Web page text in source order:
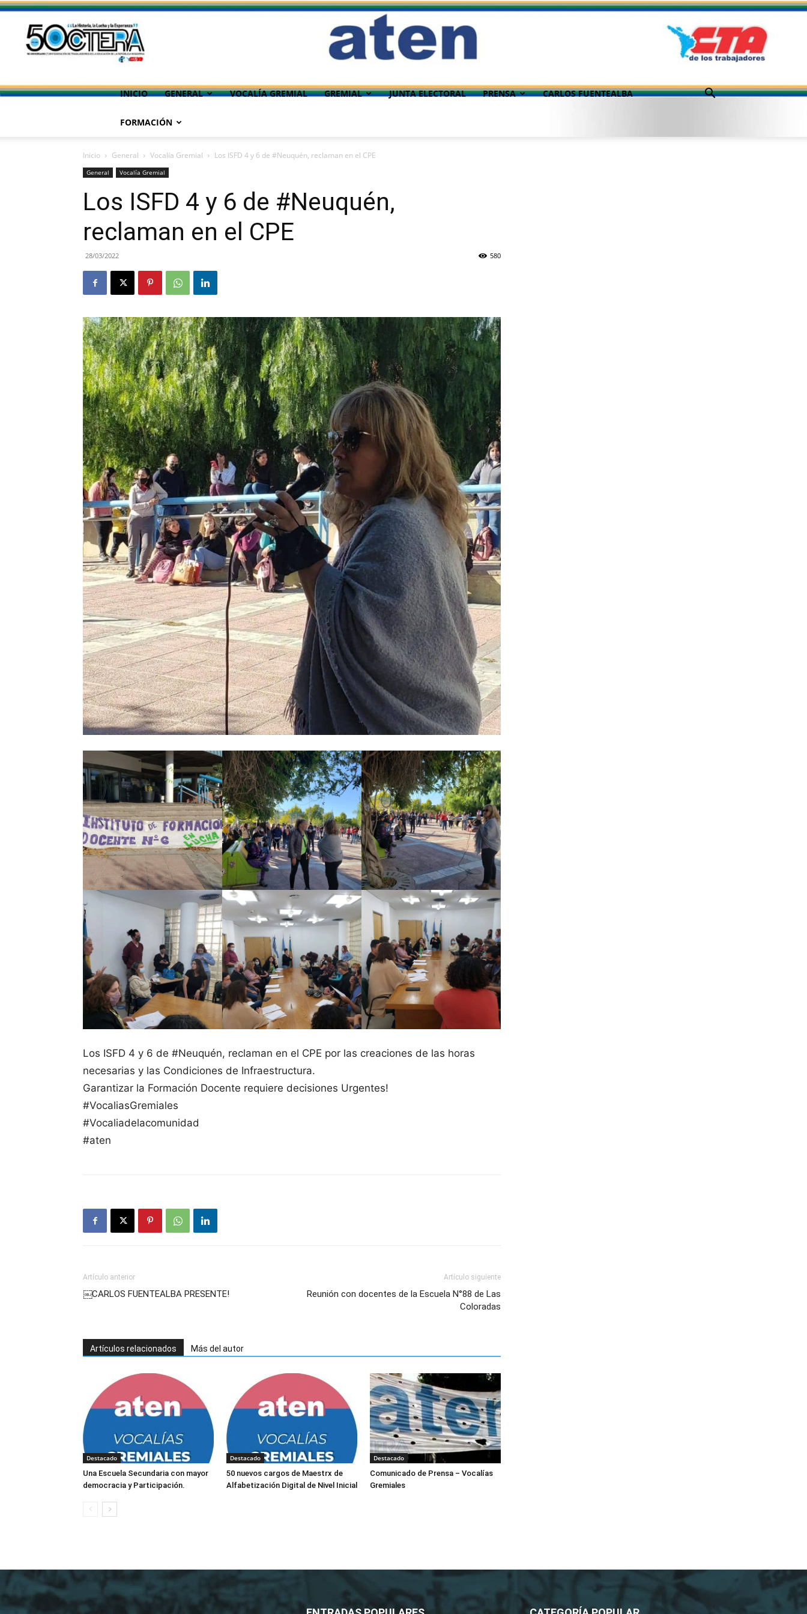
INICIO GENERAL VOCALÍA GREMIAL GREMIAL JUNTA ELECTORAL PRENSA CARLOS FUENTEALBA
FORMACIÓN
Inicio General Vocalía Gremial Los ISFD 4 y 6 de #Neuquén, reclaman en el CPE
General Vocalía Gremial
Los ISFD 4 y 6 de #Neuquén,
reclaman en el CPE
28/03/2022 580
Los ISFD 4 y 6 de #Neuquén, reclaman en el CPE por las creaciones de las horas
necesarias y las Condiciones de Infraestructura.
Garantizar la Formación Docente requiere decisiones Urgentes!
#VocaliasGremiales
#Vocaliadelacomunidad
#aten
Artículo anterior
￼CARLOS FUENTEALBA PRESENTE!
Artículo siguiente
Reunión con docentes de la Escuela N°88 de Las
Coloradas
Artículos relacionados Más del autor
Destacado
Una Escuela Secundaria con mayor
democracia y Participación.
Destacado
50 nuevos cargos de Maestrx de
Alfabetización Digital de Nivel Inicial
Destacado
Comunicado de Prensa – Vocalías
Gremiales